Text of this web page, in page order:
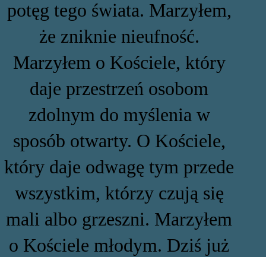
potęg tego świata. Marzyłem,
że zniknie nieufność.
Marzyłem o Kościele, który
daje przestrzeń osobom
zdolnym do myślenia w
sposób otwarty. O Kościele,
który daje odwagę tym przede
wszystkim, którzy czują się
mali albo grzeszni. Marzyłem
o Kościele młodym. Dziś już